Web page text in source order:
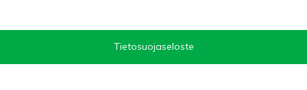
Tietosuojaseloste